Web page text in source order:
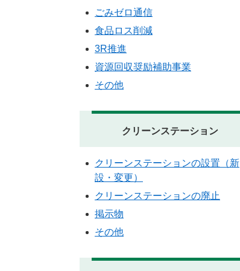
ごみゼロ通信
食品ロス削減
3R推進
資源回収奨励補助事業
その他
クリーンステーション
クリーンステーションの設置（新
設・変更）
クリーンステーションの廃止
掲示物
その他